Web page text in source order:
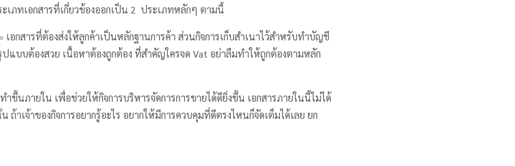
เภทเอกสารที่เกี่ยวข้องออกเป็น 2 ประเภทหลักๆ ตามนี้
เอกสารที่ต้องส่งให้ลูกค้าเป็นหลักฐานการค้า ส่วนกิจการเก็บสำเนาไว้สำหรับทำบัญชี
ปแบบต้องสวย เนื้อหาต้องถูกต้อง ที่สำคัญใครจด Vat อย่าลืมทำให้ถูกต้องตามหลัก
ำขึ้นภายใน เพื่อช่วยให้กิจการบริหารจัดการการขายได้ดียิ่งขึ้น เอกสารภายในนี้ไม่ได้
าเจ้าของกิจการอยากรู้อะไร อยากให้มีการควบคุมที่ดีตรงไหนก็จัดเต็มได้เลย ยก